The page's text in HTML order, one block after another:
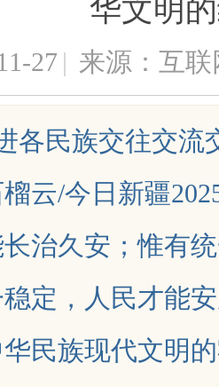
华文明
27 | 来源：互联
各民族交往交流
云/今日新疆
治久安；惟有
定，人民才能
民族现代文明